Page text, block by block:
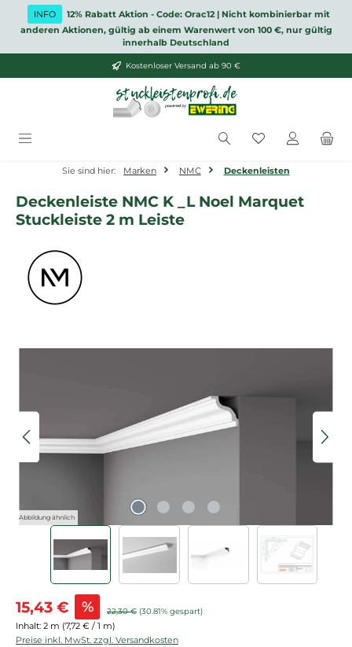
Zum Hauptinhalt springen
INFO
12% Rabatt Aktion - Code: Orac12 | Nicht kombinierbar mit
anderen Aktionen, gültig ab einem Warenwert von 100 €, nur gültig
innerhalb Deutschland
Kostenloser Versand ab 90 €
Du hast 0
Sie sind hier: Marken NMC Deckenleisten
Deckenleiste NMC K _L Noel Marquet
Stuckleiste 2 m Leiste
Abbildung ähnlich
Verkaufspreis:
15,43 € % Regulärer Preis:
22,30 € (30.81% gespart)
Inhalt: 2 m (7,72 € / 1 m)
Preise inkl. MwSt. zzgl. Versandkosten